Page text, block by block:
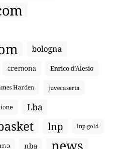
bologna
cremona Enrico d’Alesio
Harden juvecaserta
Lba
lnp lnp gold
nba news